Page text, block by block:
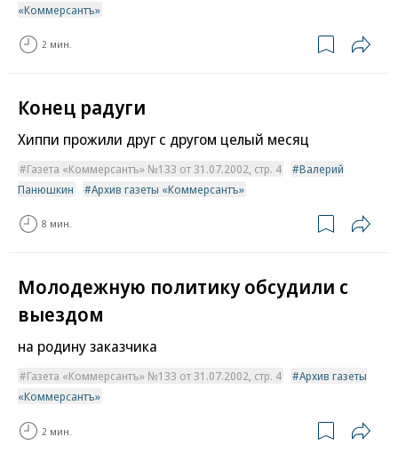
«Коммерсантъ»
2 мин.
Конец радуги
Хиппи прожили друг с другом целый месяц
Газета «Коммерсантъ» №133 от 31.07.2002, стр. 4
Валерий
Панюшкин
Архив газеты «Коммерсантъ»
8 мин.
Молодежную политику обсудили с
выездом
на родину заказчика
Газета «Коммерсантъ» №133 от 31.07.2002, стр. 4
Архив газеты
«Коммерсантъ»
2 мин.